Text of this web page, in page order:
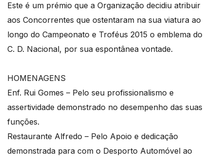
Este é um prémio que a Organização decidiu atribuir
aos Concorrentes que ostentaram na sua viatura ao
longo do Campeonato e Troféus 2015 o emblema do
C. D. Nacional, por sua espontânea vontade.
HOMENAGENS
Enf. Rui Gomes – Pelo seu profissionalismo e
assertividade demonstrado no desempenho das suas
funções.
Restaurante Alfredo – Pelo Apoio e dedicação
demonstrada para com o Desporto Automóvel ao